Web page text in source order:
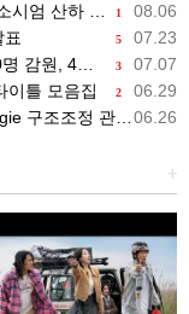
1 08.06
산하 편입
5 07.23
3 07.07
튜디오 분리
2 06.29
이틀 모음집
06.26
련 직원 메시지 공개
+